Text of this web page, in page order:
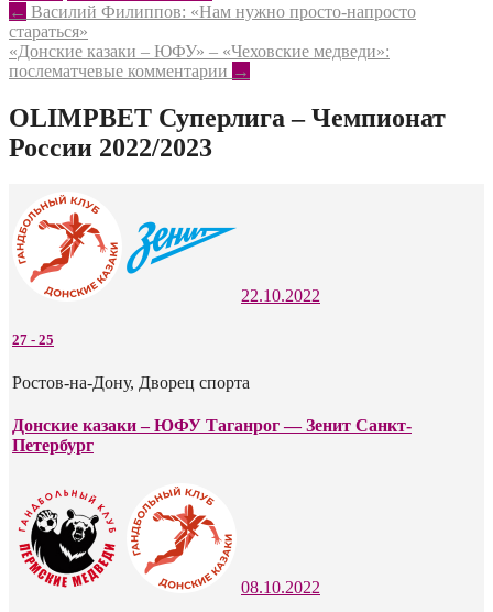
новом
окне)
новом
окне)
Post
navigation
← Василий Филиппов: «Нам нужно просто-напросто
стараться»
«Донские казаки – ЮФУ» – «Чеховские медведи»:
послематчевые комментарии →
OLIMPBET Суперлига – Чемпионат
России 2022/2023
22.10.2022
27 - 25
Ростов-на-Дону, Дворец спорта
Донские казаки – ЮФУ Таганрог — Зенит Санкт-
Петербург
08.10.2022